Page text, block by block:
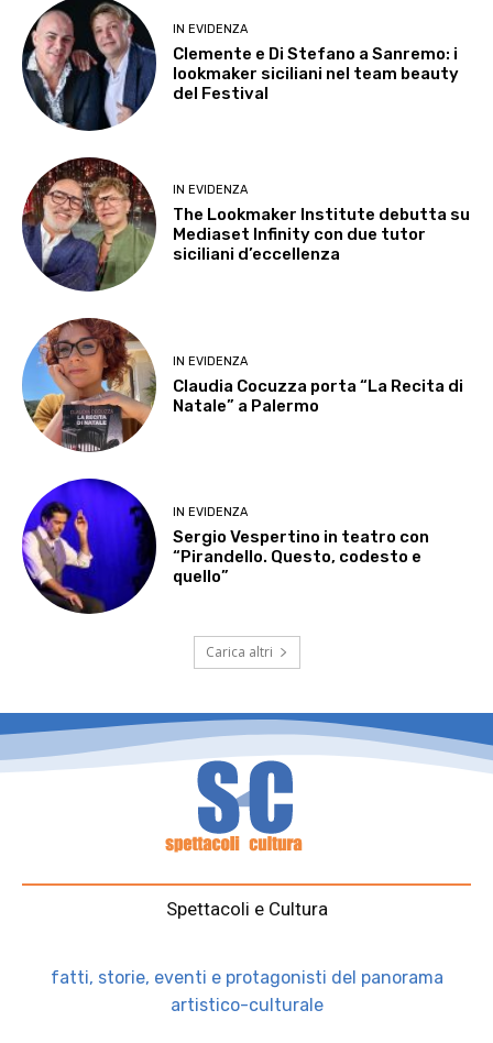
IN EVIDENZA
Clemente e Di Stefano a Sanremo: i
lookmaker siciliani nel team beauty
del Festival
IN EVIDENZA
The Lookmaker Institute debutta su
Mediaset Infinity con due tutor
siciliani d’eccellenza
IN EVIDENZA
Claudia Cocuzza porta “La Recita di
Natale” a Palermo
IN EVIDENZA
Sergio Vespertino in teatro con
“Pirandello. Questo, codesto e
quello”
Carica altri
Spettacoli e Cultura
fatti, storie, eventi e protagonisti del panorama
artistico-culturale